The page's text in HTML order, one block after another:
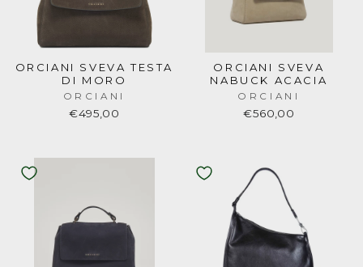
ORCIANI SVEVA TESTA
DI MORO
ORCIANI
€495,00
ORCIANI SVEVA
NABUCK ACACIA
ORCIANI
€560,00